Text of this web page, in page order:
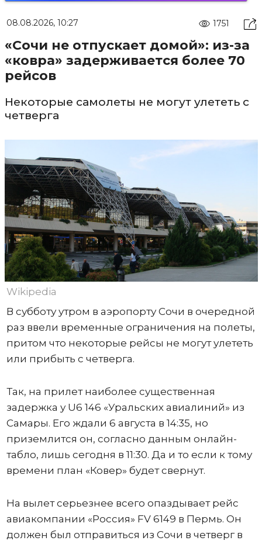
08.08.2026, 10:27 1751
«Сочи не отпускает домой»: из-за
«ковра» задерживается более 70
рейсов
Некоторые самолеты не могут улететь с
четверга
Wikipedia
В субботу утром в аэропорту Сочи в очередной
раз ввели временные ограничения на полеты,
притом что некоторые рейсы не могут улететь
или прибыть с четверга.
Так, на прилет наиболее существенная
задержка у U6 146 «Уральских авиалиний» из
Самары. Его ждали 6 августа в 14:35, но
приземлится он, согласно данным онлайн-
табло, лишь сегодня в 11:30. Да и то если к тому
времени план «Ковер» будет свернут.
На вылет серьезнее всего опаздывает рейс
авиакомпании «Россия» FV 6149 в Пермь. Он
должен был отправиться из Сочи в четверг в